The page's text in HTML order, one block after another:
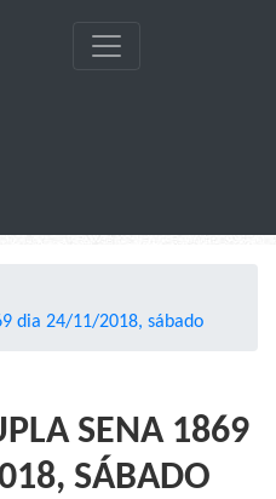
dia 24/11/2018, sábado
SENA 1869
SÁBADO